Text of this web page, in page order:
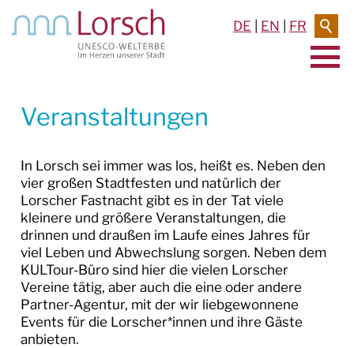
DE EN FR
Veranstaltungsübersicht
Veranstaltung anmelden
TERMINE
PRESSEMELDUNGEN
BILDERGALERIEN
Veranstaltungen
In Lorsch sei immer was los, heißt es. Neben den
vier großen Stadtfesten und natürlich der
Lorscher Fastnacht gibt es in der Tat viele
kleinere und größere Veranstaltungen, die
drinnen und draußen im Laufe eines Jahres für
viel Leben und Abwechslung sorgen. Neben dem
KULTour-Büro sind hier die vielen Lorscher
Vereine tätig, aber auch die eine oder andere
Partner-Agentur, mit der wir liebgewonnene
Events für die Lorscher*innen und ihre Gäste
anbieten.